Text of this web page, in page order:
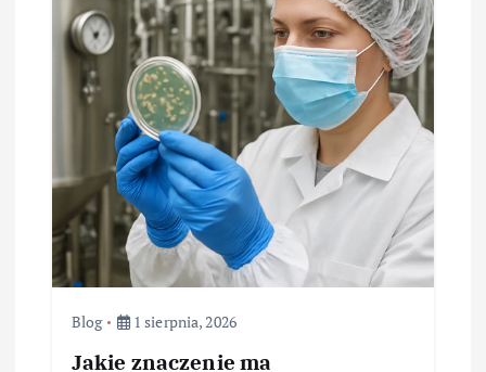
Blog 1 sierpnia, 2026
Jakie znaczenie ma